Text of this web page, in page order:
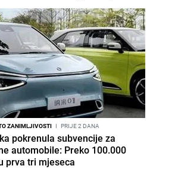
ZANIMLJIVOSTI I PRIJE 2 DANA
pokrenula subvencije za
automobile: Preko 100.000
prva tri mjeseca